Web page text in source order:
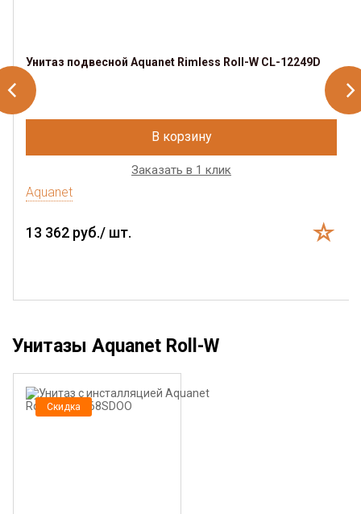
Унитаз подвесной Aquanet Rimless Roll-W CL-12249D
В корзину
Заказать в 1 клик
Aquanet
13 362 руб./ шт.
Унитазы Aquanet Roll-W
Скидка